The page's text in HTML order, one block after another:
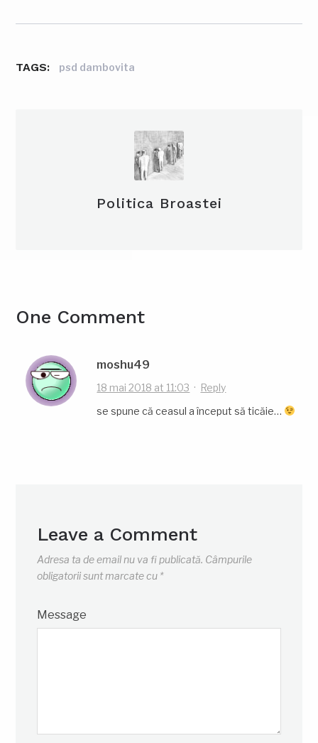
TAGS: psd dambovita
Politica Broastei
One Comment
moshu49
18 mai 2018 at 11:03 · Reply
se spune că ceasul a început să ticăie…
Leave a Comment
Adresa ta de email nu va fi publicată. Câmpurile
obligatorii sunt marcate cu *
Message